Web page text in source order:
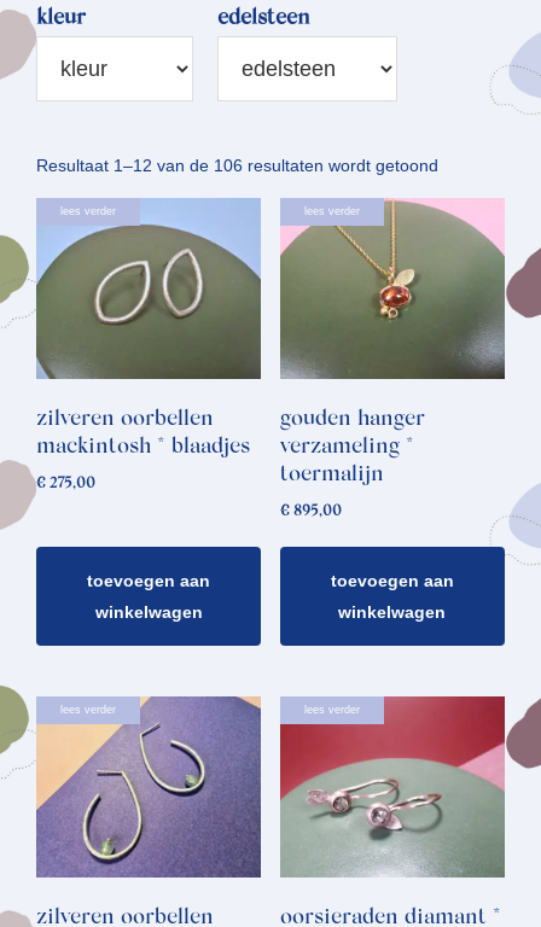
kleur edelsteen
Resultaat 1–12 van de 106 resultaten wordt getoond
op
nieuwste
lees verder
zilveren oorbellen
mackintosh * blaadjes
€ 275,00
toevoegen aan
winkelwagen
lees verder
gouden hanger
verzameling *
toermalijn
€895,00
toevoegen aan
winkelwagen
lees verder
zilveren oorbellen
lees verder
oorsieraden diamant *